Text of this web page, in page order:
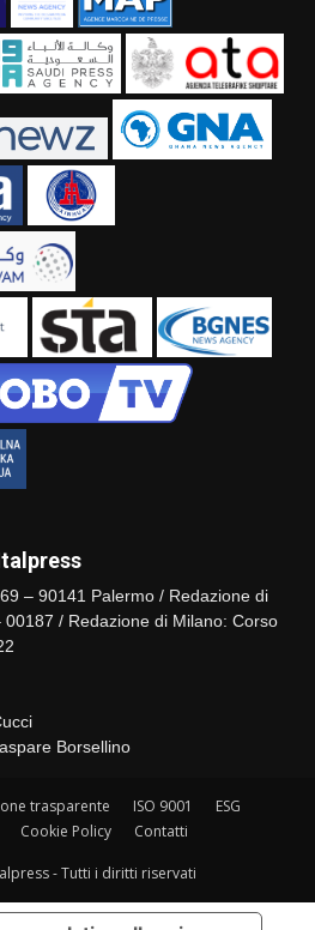
– 90141 Palermo / Redazione di
/ Redazione di Milano: Corso
Borsellino
trasparente ISO 9001
ESG
Cookie Policy Contatti
- Tutti i diritti riservati